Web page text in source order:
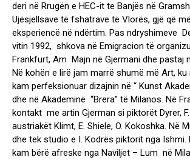
deri në Rrugën e HEC-it te Banjës në
Ujësjellsave të fshatrave të Vlorës, gjë që
eksperiencë në ndërtim. Pas ndryshimeve
vitin 1992, shkova në Emigracion të
Frankfurt, Am Majn në Gjermani dhe pastaj
Në kohën e lirë jam marrë shumë më Art, ku
kam perfeksionuar dizajnin në “ Kunst
dhe në Akademinë “Brera” të Milanos. Në
kontakt me artin Gjerman si piktorët Dyrer, F.
austriakët Klimt, E. Shiele, O. Kokoshka. Në
dhe tek studio e I. Kodrës piktorit nga Ishmi.
kam bërë afreske nga Naviljet – Lum në